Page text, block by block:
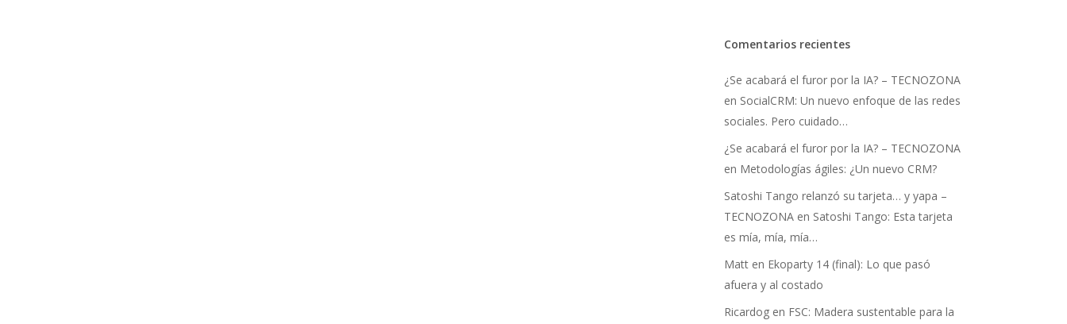
Comentarios recientes
¿Se acabará el furor por la IA? – TECNOZONA
en SocialCRM: Un nuevo enfoque de las redes
sociales. Pero cuidado…
¿Se acabará el furor por la IA? – TECNOZONA
en Metodologías ágiles: ¿Un nuevo CRM?
Satoshi Tango relanzó su tarjeta… y yapa –
TECNOZONAen Satoshi Tango: Esta tarjeta
es mía, mía, mía…
Matten Ekoparty 14 (final): Lo que pasó
afuera y al costado
Ricardogen FSC: Madera sustentable para la